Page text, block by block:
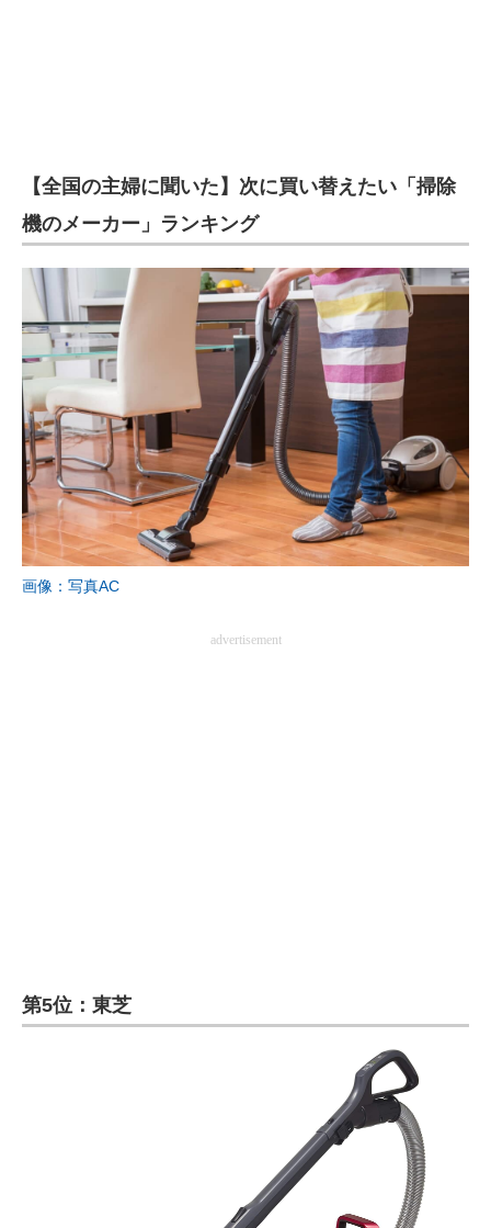
【全国の主婦に聞いた】次に買い替えたい「掃除
機のメーカー」ランキング
画像：写真AC
advertisement
第5位：東芝